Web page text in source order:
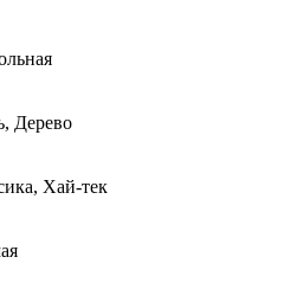
Дерево
Хай-тек